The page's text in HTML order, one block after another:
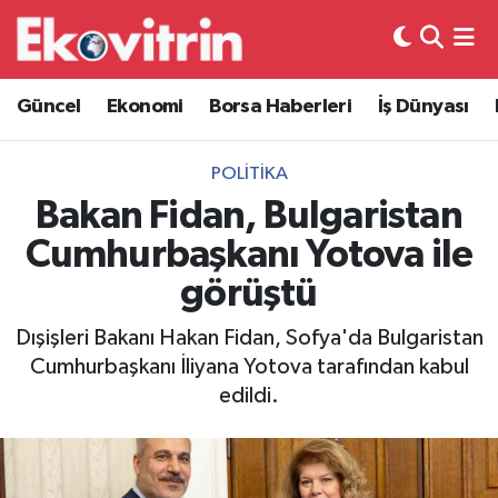
Güncel Ekonomi Borsa Haberleri İş Dünyası
POLITIKA
Bakan Fidan, Bulgaristan
Cumhurbaşkanı Yotova ile
görüştü
Dışişleri Bakanı Hakan Fidan, Sofya'da Bulgaristan
Cumhurbaşkanı İliyana Yotova tarafından kabul
edildi.
Güncel
Ekonomi
Borsa Haberleri
İş Dünyası
Otovitrin
Magazin
Hava Durumu
Trafik Durumu
Süper Lig Puan Durumu ve Fikstür
Tüm Manşetler
Son Dakika Haberleri
Haber Arşivi